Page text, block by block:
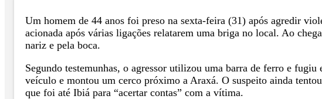
Um homem de 44 anos foi preso na sexta-feira (31) após agredir
acionada após várias ligações relatarem uma briga no local. Ao
nariz e pela boca.
Segundo testemunhas, o agressor utilizou uma barra de ferro e
veículo e montou um cerco próximo a Araxá. O suspeito ainda
que foi até Ibiá para “acertar contas” com a vítima.